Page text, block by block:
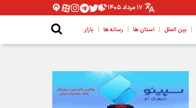
۱۷ مرداد ۱۴۰۵
| بین الملل | استان ها | رسانه ها | بازار